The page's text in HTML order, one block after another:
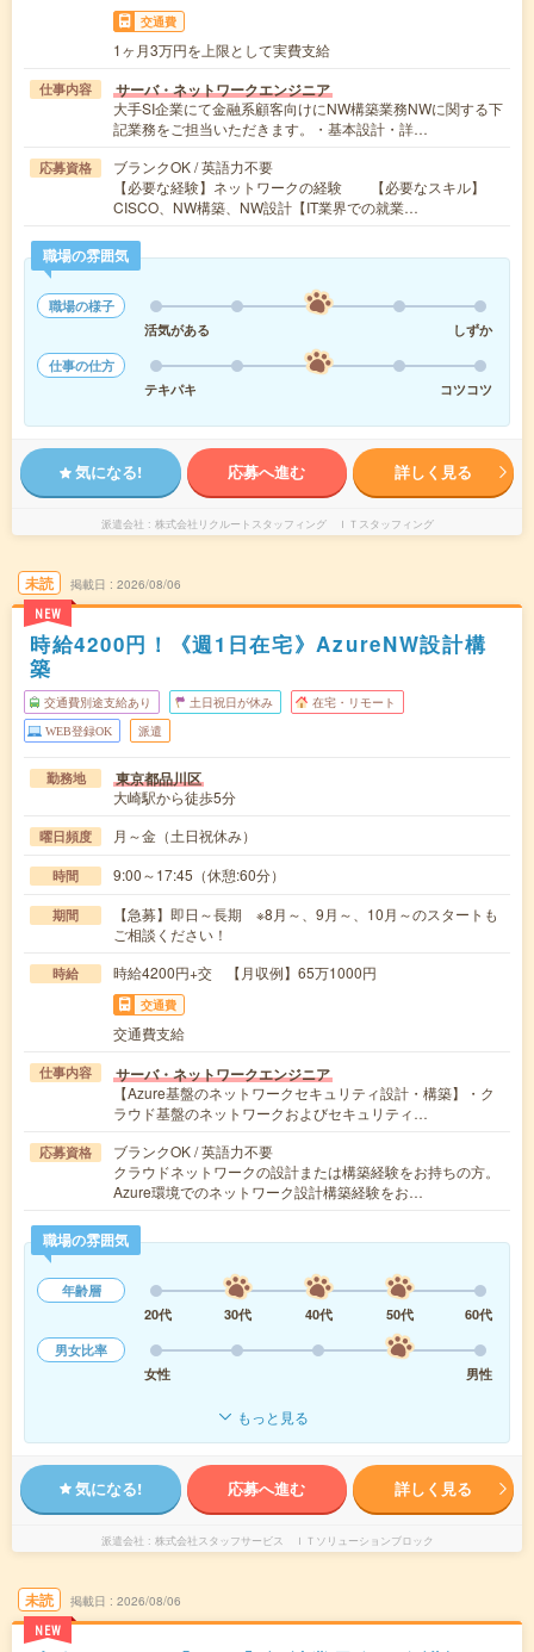
交通費
1ヶ月3万円を上限として実費支給
仕事内容 サーバ・ネットワークエンジニア
大手SI企業にて金融系顧客向けにNW構築業務NWに関する下
記業務をご担当いただきます。・基本設計・詳…
応募資格
ブランクOK / 英語力不要
【必要な経験】ネットワークの経験 【必要なスキル】
CISCO、NW構築、NW設計【IT業界での就業…
職場の雰囲気
職場の様子
活気がある
しずか
仕事の仕方
テキパキ
コツコツ
気になる! 応募へ進む 詳しく見る
派遣会社 株式会社リクルートスタッフィング ＩＴスタッフィング
未読
NEW
掲載日 2026/08/06
時給4200円！《週1日在宅》AzureNW設計構
築
交通費別途支給あり 土日祝日が休み 在宅・リモート
WEB登録OK 派遣
勤務地 東京都品川区
大崎駅から徒歩5分
曜日頻度 月～金（土日祝休み）
時間 9:00～17:45（休憩:60分）
期間
【急募】即日～長期 ※8月～、9月～、10月～のスタートも
ご相談ください！
時給 時給4200円+交 【月収例】65万1000円
交通費
交通費支給
仕事内容 サーバ・ネットワークエンジニア
【Azure基盤のネットワークセキュリティ設計・構築】・ク
ラウド基盤のネットワークおよびセキュリティ…
応募資格
ブランクOK / 英語力不要
クラウドネットワークの設計または構築経験をお持ちの方。
Azure環境でのネットワーク設計構築経験をお…
職場の雰囲気
年齢層
20代
30代 40代 50代
60代
男女比率
女性
男性
もっと見る
気になる! 応募へ進む 詳しく見る
派遣会社 株式会社スタッフサービス ＩＴソリューションブロック
未読
NEW
掲載日 2026/08/06